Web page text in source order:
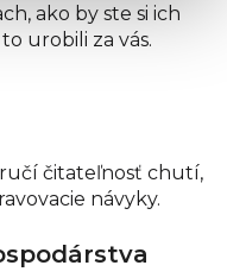
ako by ste si ich
urobili za vás.
čitateľnosť chutí,
návyky.